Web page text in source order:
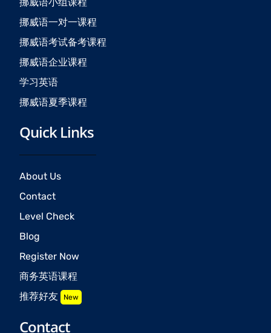
k
a
m
挪威语一对一课程
挪威语考试备考课程
挪威语企业课程
学习英语
挪威语夏季课程
Quick Links
About Us
Contact
Level Check
Blog
Register Now
商务英语课程
推荐好友 New
Contact